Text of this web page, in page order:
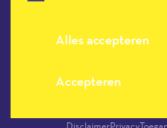
Alles accepteren
Accepteren